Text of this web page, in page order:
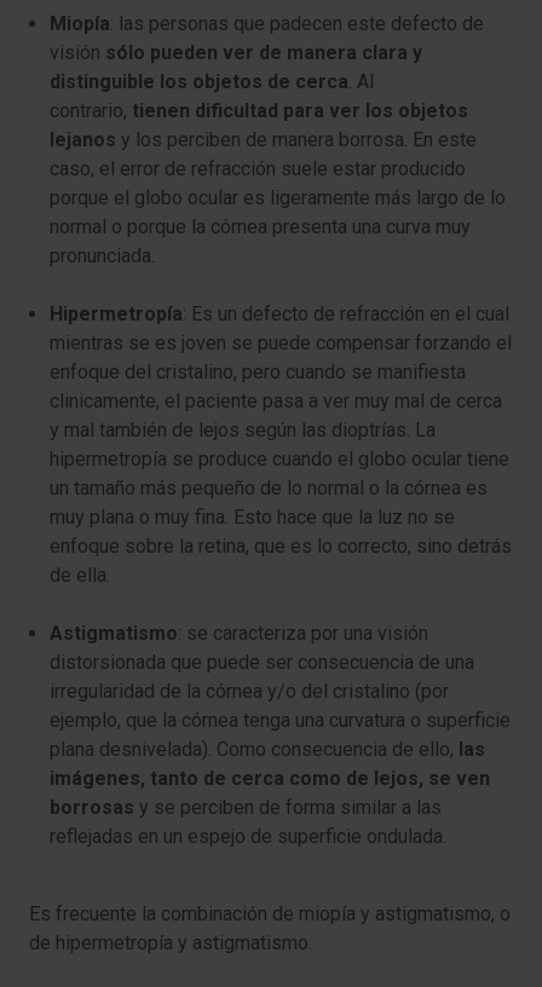
Miopía: las personas que padecen este defecto de
visión sólo pueden ver de manera clara y
distinguible los objetos de cerca. Al
contrario, tienen dificultad para ver los objetos
lejanos y los perciben de manera borrosa. En este
caso, el error de refracción suele estar producido
porque el globo ocular es ligeramente más largo de lo
normal o porque la córnea presenta una curva muy
pronunciada.
Hipermetropía: Es un defecto de refracción en el cual
mientras se es joven se puede compensar forzando el
enfoque del cristalino, pero cuando se manifiesta
clinicamente, el paciente pasa a ver muy mal de cerca
y mal también de lejos según las dioptrías. La
hipermetropía se produce cuando el globo ocular tiene
un tamaño más pequeño de lo normal o la córnea es
muy plana o muy fina. Esto hace que la luz no se
enfoque sobre la retina, que es lo correcto, sino detrás
de ella.
Astigmatismo: se caracteriza por una visión
distorsionada que puede ser consecuencia de una
irregularidad de la córnea y/o del cristalino (por
ejemplo, que la córnea tenga una curvatura o superficie
plana desnivelada). Como consecuencia de ello, las
imágenes, tanto de cerca como de lejos, se ven
borrosas y se perciben de forma similar a las
reflejadas en un espejo de superficie ondulada.
Es frecuente la combinación de miopía y astigmatismo, o
de hipermetropía y astigmatismo.